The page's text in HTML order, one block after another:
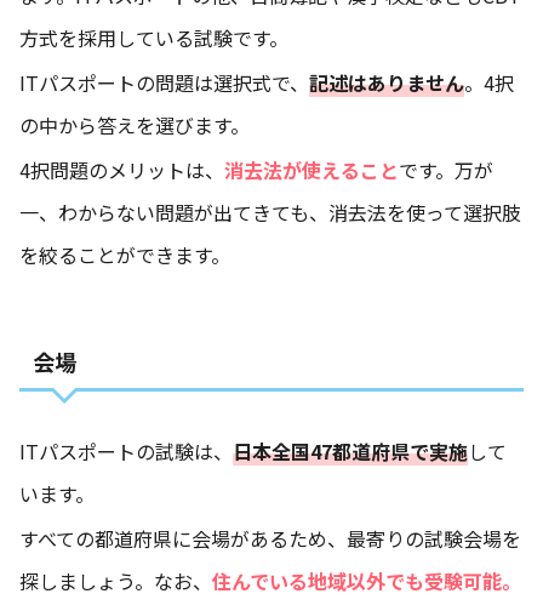
方式を採用している試験です。
ITパスポートの問題は選択式で、 記述はありません。4択
の中から答えを選びます。
4択問題のメリットは、 消去法が使えることです。万が
一、わからない問題が出てきても、消去法を使って選択肢
を絞ることができます。
会場
ITパスポートの試験は、 日本全国47都道府県で実施して
います。
すべての都道府県に会場があるため、最寄りの試験会場を
探しましょう。なお、 住んでいる地域以外でも受験可能。